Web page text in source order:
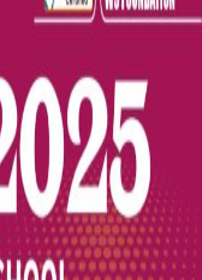
সম্পাদকের পদত্যাগ